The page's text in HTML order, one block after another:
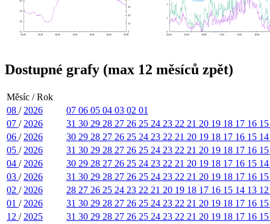
Dostupné grafy (max 12 měsíců zpět)
Měsíc / Rok
08 / 2026 07 06 05 04 03 02 01
07 / 2026 31 30 29 28 27 26 25 24 23 22 21 20 19 18 17 16
06 / 2026 30 29 28 27 26 25 24 23 22 21 20 19 18 17 16 15
05 / 2026 31 30 29 28 27 26 25 24 23 22 21 20 19 18 17 16
04 / 2026 30 29 28 27 26 25 24 23 22 21 20 19 18 17 16 15
03 / 2026 31 30 29 28 27 26 25 24 23 22 21 20 19 18 17 16
02 / 2026 28 27 26 25 24 23 22 21 20 19 18 17 16 15 14 13
01 / 2026 31 30 29 28 27 26 25 24 23 22 21 20 19 18 17 16
12 / 2025 31 30 29 28 27 26 25 24 23 22 21 20 19 18 17 16